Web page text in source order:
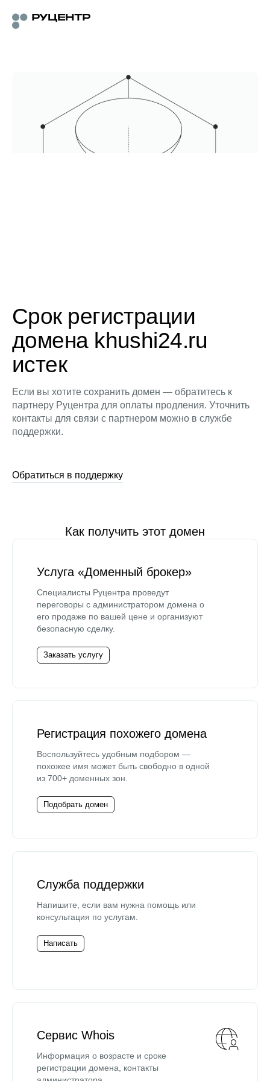
Срок регистрации
домена khushi24.ru
истек
Если вы хотите сохранить домен — обратитесь к
партнеру Руцентра для оплаты продления. Уточнить
контакты для связи с партнером можно в службе
поддержки.
Обратиться в поддержку
Как получить этот домен
Услуга «Доменный брокер»
Специалисты Руцентра проведут
переговоры с администратором домена о
его продаже по вашей цене и организуют
безопасную сделку.
Заказать услугу
Регистрация похожего домена
Воспользуйтесь удобным подбором —
похожее имя может быть свободно в одной
из 700+ доменных зон.
Подобрать домен
Служба поддержки
Напишите, если вам нужна помощь или
консультация по услугам.
Написать
Сервис Whois
Информация о возрасте и сроке
регистрации домена, контакты